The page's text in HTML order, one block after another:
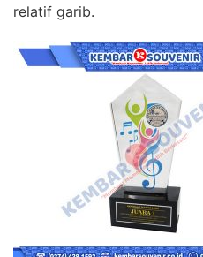
relatif garib.